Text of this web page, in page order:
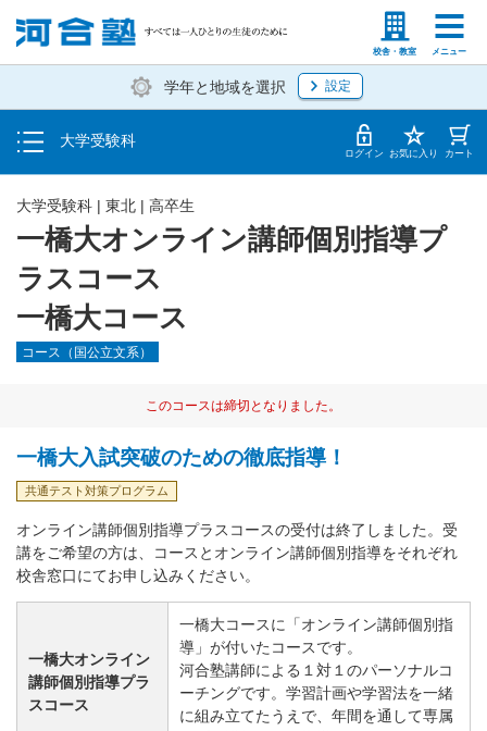
校舎・教室 メニュー
塾生の方 高等学校の先生
学年と地域を選択 設定
大学受験科
入塾説明会・個別相談
学費・入塾手続き方法
入塾から授業開始までのスケジュール ログイン お気に入り カート
一橋大オンライン講師個別指導プ
ラスコース
一橋大コース
大学受験科 | 東北 | 高卒生
コース（国公立文系）
このコースは締切となりました。
一橋大入試突破のための徹底指導！
共通テスト対策プログラム
オンライン講師個別指導プラスコースの受付は終了しました。受
講をご希望の方は、コースとオンライン講師個別指導をそれぞれ
校舎窓口にてお申し込みください。
一橋大オンライン
講師個別指導プラ
スコース
一橋大コースに「オンライン講師個別指
導」が付いたコースです。
河合塾講師による１対１のパーソナルコ
ーチングです。学習計画や学習法を一緒
に組み立てたうえで、年間を通して専属